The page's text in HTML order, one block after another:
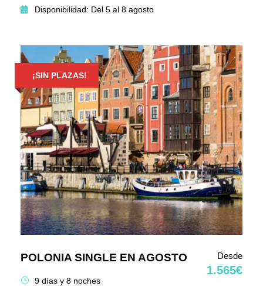
Disponibilidad: Del 5 al 8 agosto
¡SIN PLAZAS!
POLONIA SINGLE EN AGOSTO Desde
1.565€
9 días y 8 noches